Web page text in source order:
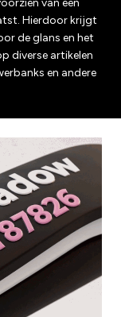
van een
Hierdoor krijgt
de glans en het
diverse artikelen
en andere